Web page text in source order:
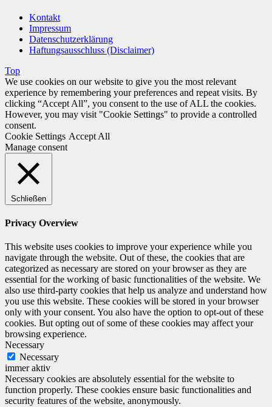
Kontakt
Impressum
Datenschutzerklärung
Haftungsausschluss (Disclaimer)
Top
We use cookies on our website to give you the most relevant
experience by remembering your preferences and repeat visits. By
clicking “Accept All”, you consent to the use of ALL the cookies.
However, you may visit "Cookie Settings" to provide a controlled
consent.
Cookie Settings Accept All
Manage consent
Schließen
Privacy Overview
This website uses cookies to improve your experience while you
navigate through the website. Out of these, the cookies that are
categorized as necessary are stored on your browser as they are
essential for the working of basic functionalities of the website. We
also use third-party cookies that help us analyze and understand how
you use this website. These cookies will be stored in your browser
only with your consent. You also have the option to opt-out of these
cookies. But opting out of some of these cookies may affect your
browsing experience.
Necessary
Necessary
immer aktiv
Necessary cookies are absolutely essential for the website to
function properly. These cookies ensure basic functionalities and
security features of the website, anonymously.